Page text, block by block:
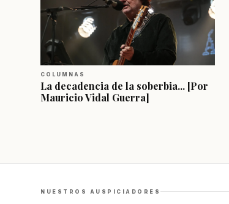
COLUMNAS
La decadencia de la soberbia... [Por
Mauricio Vidal Guerra]
NUESTROS AUSPICIADORES